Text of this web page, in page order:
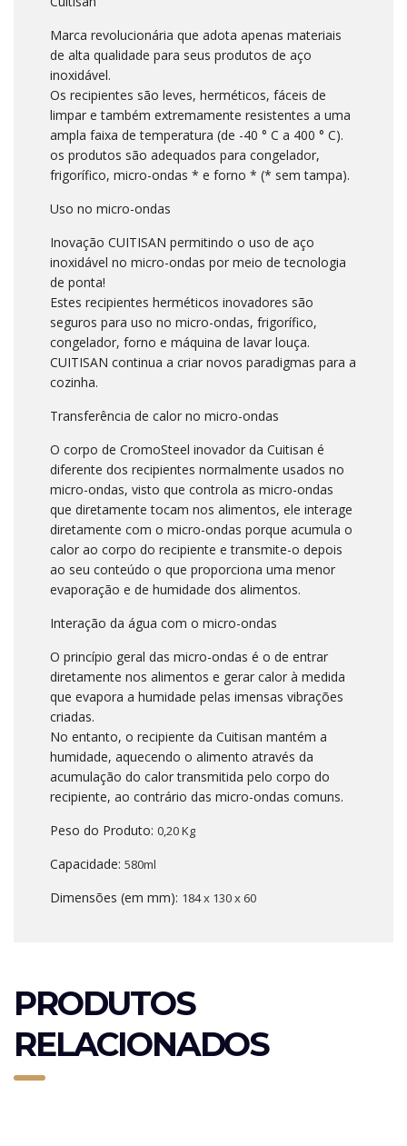
Marca revolucionária que adota apenas materiais
de alta qualidade para seus produtos de aço
inoxidável.
Os recipientes são leves, herméticos, fáceis de
limpar e também extremamente resistentes a uma
ampla faixa de temperatura (de -40 ° C a 400 ° C).
os produtos são adequados para congelador,
frigorífico, micro-ondas * e forno * (* sem tampa).
Uso no micro-ondas
Inovação CUITISAN permitindo o uso de aço
inoxidável no micro-ondas por meio de tecnologia
de ponta!
Estes recipientes herméticos inovadores são
seguros para uso no micro-ondas, frigorífico,
congelador, forno e máquina de lavar louça.
CUITISAN continua a criar novos paradigmas para a
cozinha.
Transferência de calor no micro-ondas
O corpo de CromoSteel inovador da Cuitisan é
diferente dos recipientes normalmente usados no
micro-ondas, visto que controla as micro-ondas
que diretamente tocam nos alimentos, ele interage
diretamente com o micro-ondas porque acumula o
calor ao corpo do recipiente e transmite-o depois
ao seu conteúdo o que proporciona uma menor
evaporação e de humidade dos alimentos.
Interação da água com o micro-ondas
O princípio geral das micro-ondas é o de entrar
diretamente nos alimentos e gerar calor à medida
que evapora a humidade pelas imensas vibrações
criadas.
No entanto, o recipiente da Cuitisan mantém a
humidade, aquecendo o alimento através da
acumulação do calor transmitida pelo corpo do
recipiente, ao contrário das micro-ondas comuns.
Peso do Produto: 0,20 Kg
Capacidade: 580ml
Dimensões (em mm): 184 x 130 x 60
PRODUTOS
RELACIONADOS